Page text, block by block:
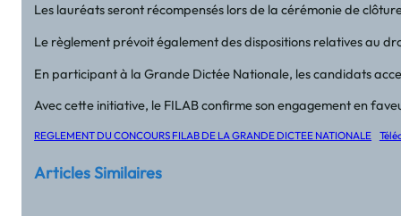
Les lauréats seront récompensés lors de la cérémonie de
Le règlement prévoit également des dispositions relatives au
En participant à la Grande Dictée Nationale, les candidats
Avec cette initiative, le FILAB confirme son engagement en
REGLEMENT DU CONCOURS FILAB DE LA GRANDE DICTEE NATIONALE
Articles Similaires